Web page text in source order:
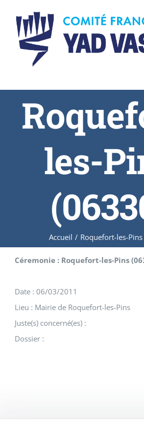
content
les-
Accueil / Roquefort-les-
Céremonie : Roquefort-les-Pins
Date : 06/03/2011
Lieu : Mairie de Roquefort-les-Pins
Juste(s) concerné(es) :
Dossier :